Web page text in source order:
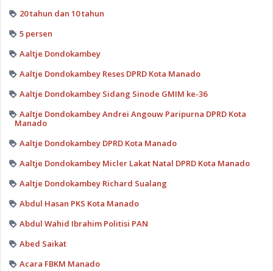
20 tahun dan 10 tahun
5 persen
Aaltje Dondokambey
Aaltje Dondokambey Reses DPRD Kota Manado
Aaltje Dondokambey Sidang Sinode GMIM ke-36
Aaltje Dondokambey Andrei Angouw Paripurna DPRD Kota
Manado
Aaltje Dondokambey DPRD Kota Manado
Aaltje Dondokambey Micler Lakat Natal DPRD Kota Manado
Aaltje Dondokambey Richard Sualang
Abdul Hasan PKS Kota Manado
Abdul Wahid Ibrahim Politisi PAN
Abed Saikat
Acara FBKM Manado